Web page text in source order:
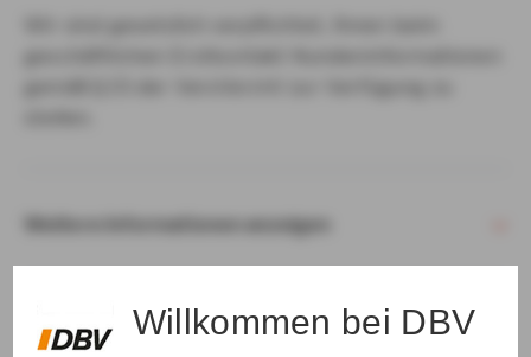
Willkommen bei DBV
Weitere Informationen anzeigen